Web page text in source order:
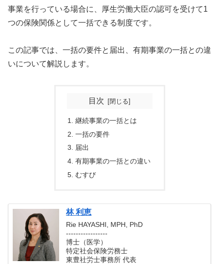
事業を行っている場合に、厚生労働大臣の認可を受けて1
つの保険関係として一括できる制度です。
この記事では、一括の要件と届出、有期事業の一括との違
いについて解説します。
目次
継続事業の一括とは
一括の要件
届出
有期事業の一括との違い
むすび
林 利恵
Rie HAYASHI, MPH, PhD
-----------------
博士（医学）
特定社会保険労務士
東豊社労士事務所 代表